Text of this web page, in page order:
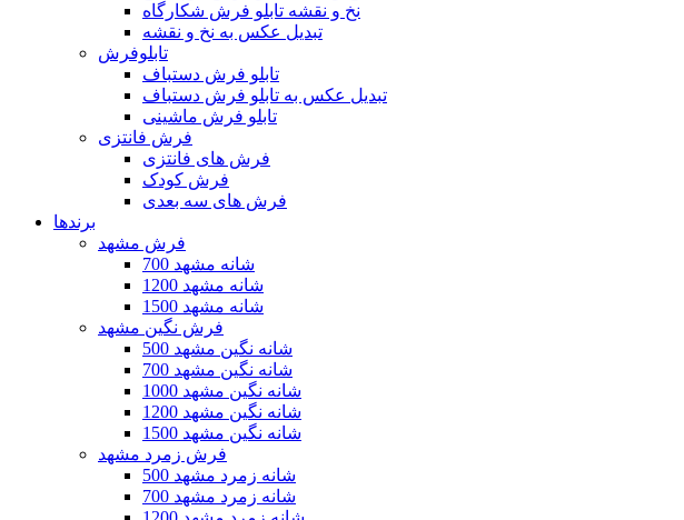
نخ و نقشه تابلو فرش شکارگاه
تبدیل عکس به نخ و نقشه
تابلوفرش
تابلو فرش دستباف
تبدیل عکس به تابلو فرش دستباف
تابلو فرش ماشینی
فرش فانتزی
فرش های فانتزی
فرش کودک
فرش های سه بعدی
برندها
فرش مشهد
700 شانه مشهد
1200 شانه مشهد
1500 شانه مشهد
فرش نگین مشهد
500 شانه نگین مشهد
700 شانه نگین مشهد
1000 شانه نگین مشهد
1200 شانه نگین مشهد
1500 شانه نگین مشهد
فرش زمرد مشهد
500 شانه زمرد مشهد
700 شانه زمرد مشهد